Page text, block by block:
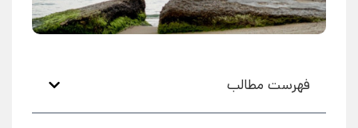
فهرست مطالب